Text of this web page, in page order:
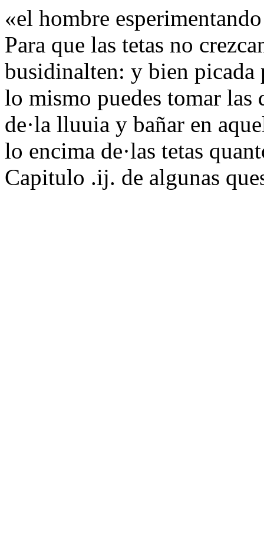
«el hombre
Para que las tetas no
busidinalten: y bien picada
lo mismo puedes tomar las
de·la lluuia y bañar en
lo encima de·las tetas
Capitulo .ij. de algunas